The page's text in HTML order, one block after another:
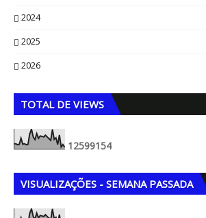
2024
2025
2026
TOTAL DE VIEWS
12599154
VISUALIZAÇÕES - SEMANA PASSADA